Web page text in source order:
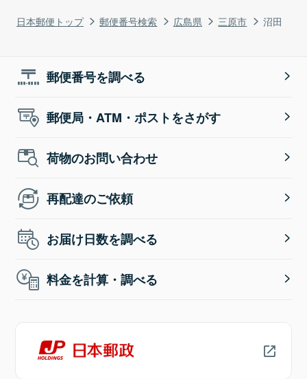
日本郵便トップ 郵便番号検索 広島県 三原市 沼田
郵便番号を調べる
郵便局・ATM・ポストをさがす
荷物のお問い合わせ
再配達のご依頼
お届け日数を調べる
料金を計算・調べる